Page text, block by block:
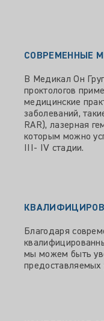
СОВРЕМЕННЫЕ
В Медикал Он
проктологов
медицинские
заболеваний,
RAR), лазерная
которым можно
III- IV стадии.
Благодаря
мы можем быть
предоставляемых